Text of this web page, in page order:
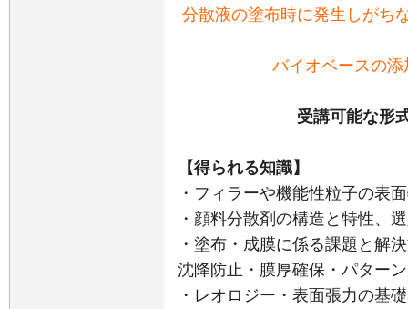
分散液の塗布時に発生しがち
バイオベースの
受講可能な形
【得られる知識】
・フィラーや機能性粒子の表
・顔料分散剤の構造と特性、
・塗布・成膜に係る課題と解
沈降防止・膜厚確保・パター
・レオロジー・表面張力の基